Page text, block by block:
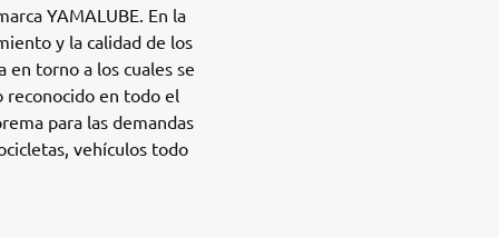
YAMALUBE. En la
y la calidad de los
en torno a los cuales se
reconocido en todo el
para las demandas
vehículos todo